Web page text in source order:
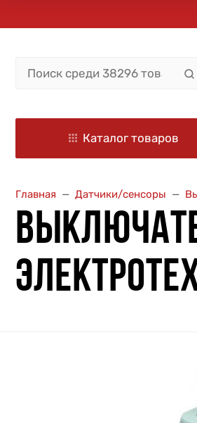
Каталог товаров
Главная Датчики/сенсоры